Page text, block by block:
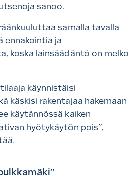
sanoo.
samalla tavalla
ennakointia ja
koska lainsäädäntö on melko
käynnistäisi
käskisi rakentajaa hakemaan
käytännössä kaiken
hyötykäytön pois”,